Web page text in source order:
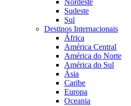
Nordeste
Sudeste
Sul
Destinos Internacionais
África
América Central
América do Norte
América do Sul
Ásia
Caribe
Europa
Oceania